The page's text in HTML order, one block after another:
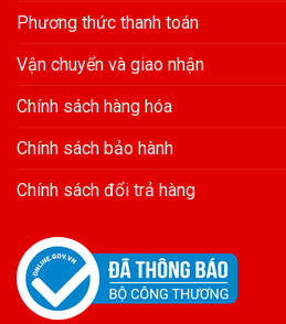
Phương thức thanh toán
Vận chuyển và giao nhận
Chính sách hàng hóa
Chính sách bảo hành
Chính sách đổi trả hàng